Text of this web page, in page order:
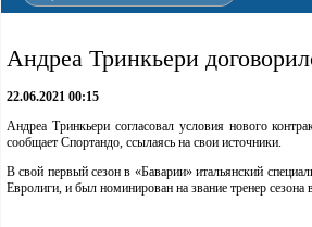
Андреа Тринкьери
22.06.2021 00:15
Андреа Тринкьери согласовал условия нового
сообщает Спортандо, ссылаясь на свои источники.
В свой первый сезон в «Баварии» итальянский
Евролиги, и был номинирован на звание тренер сезона